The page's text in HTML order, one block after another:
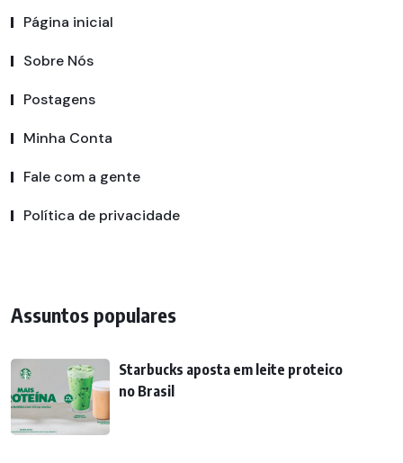
Página inicial
Sobre Nós
Postagens
Minha Conta
Fale com a gente
Política de privacidade
Assuntos populares
Starbucks aposta em leite proteico
no Brasil